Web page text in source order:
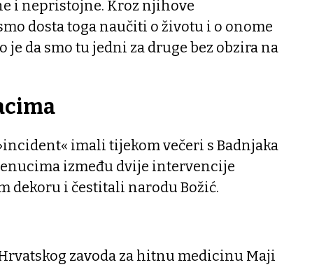
i nepristojne. Kroz njihove
dosta toga naučiti o životu i o onome
je da smo tu jedni za druge bez obzira na
imali tijekom večeri s Badnjaka
između dvije intervencije
dekoru i čestitali narodu Božić.
zavoda za hitnu medicinu Maji